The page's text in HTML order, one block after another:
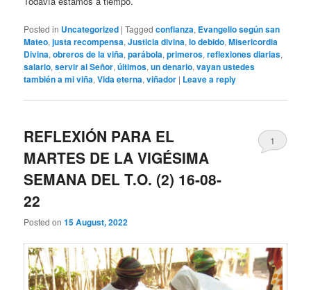
Posted in Uncategorized |Tagged confianza, Evangelio según san
Mateo,justa recompensa,Justicia divina,lo debido,Misericordia
Divina,obreros de la viña,parábola,primeros,reflexiones diarias,
salario,servir al Señor,últimos,un denario,vayan ustedes
también a mi viña,Vida eterna,viñador | Leave a reply
REFLEXIÓN PARA EL
MARTES DE LA VIGÉSIMA
SEMANA DEL T.O. (2) 16-08-
22
Posted on15 August, 2022
1